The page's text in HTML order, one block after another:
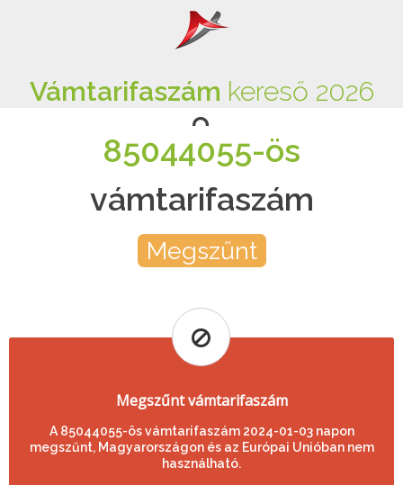
Vámtarifaszám kereső 2026
85044055-ös
vámtarifaszám
Megszűnt
Megszűnt vámtarifaszám
A 85044055-ös vámtarifaszám 2024-01-03 napon
megszűnt, Magyarországon és az Európai Unióban nem
használható.